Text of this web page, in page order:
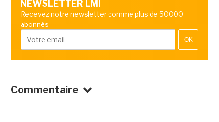
NEWSLETTER LMI
Recevez notre newsletter comme plus de 50000
abonnés
OK
Commentaire